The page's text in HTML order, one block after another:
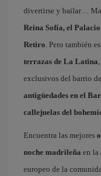
divertirse y bailar…
Reina Sofía, el
Retiro. Pero también
terrazas de La Latina
exclusivos del barrio
antigüedades en el
callejuelas del
Encuentra las mejores
noche madrileña en la
europeo de la